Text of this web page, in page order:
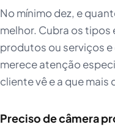
No mínimo dez, e
melhor. Cubra os
produtos ou serviços
merece atenção
cliente vê e a que mais
Preciso de câmera